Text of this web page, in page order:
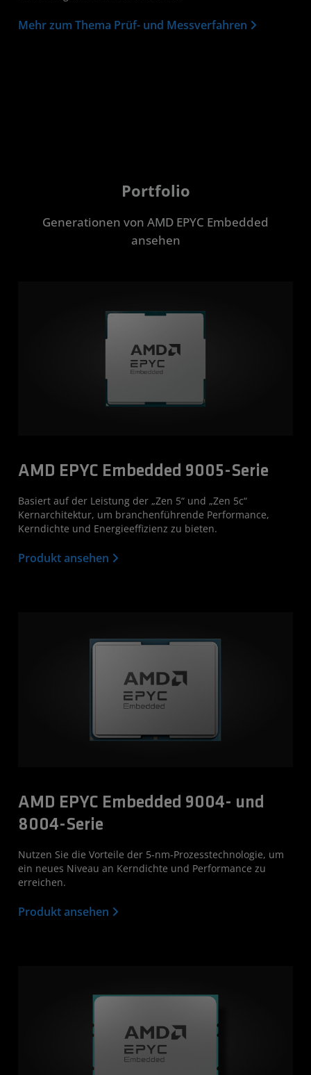
Mehr zum Thema Prüf- und Messverfahren
Portfolio
Generationen von AMD EPYC Embedded
ansehen
AMD EPYC Embedded 9005-Serie
Basiert auf der Leistung der „Zen 5“ und „Zen 5c“
Kernarchitektur, um branchenführende Performance,
Kerndichte und Energieeffizienz zu bieten.
Produkt ansehen
AMD EPYC Embedded 9004- und
8004-Serie
Nutzen Sie die Vorteile der 5-nm-Prozesstechnologie, um
ein neues Niveau an Kerndichte und Performance zu
erreichen.
Produkt ansehen